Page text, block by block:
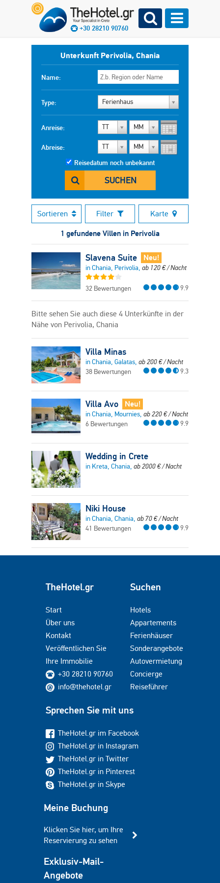
+30 28210 90760
Unterkunft Perivolia, Chania
Name:
Type: Ferienhaus
Anreise: TT MM
Abreise: TT MM
Reisedatum noch unbekannt
SUCHEN
Sortieren Filter Karte
1 gefundene Villen in Perivolia
Slavena Suite Neu!
in Chania, Perivolia, ab 120€/ Nacht
32 Bewertungen 9.9
Bitte sehen Sie auch diese 4 Unterkünfte in der
Nähe von Perivolia, Chania
Villa Minas
in Chania, Galatas, ab200€/ Nacht
38 Bewertungen
9.3
Villa Avo Neu!
in Chania, Mournies, ab220€/ Nacht
6 Bewertungen
9.9
Wedding in Crete
in Kreta, Chania, ab2000€/ Nacht
Niki House
in Chania, Chania, ab70€/ Nacht
41 Bewertungen
9.9
TheHotel.gr
Start
Über uns
Kontakt
Veröffentlichen Sie
Ihre Immobilie
+30 28210 90760
info@thehotel.gr
Suchen
Hotels
Appartements
Ferienhäuser
Sonderangebote
Autovermietung
Concierge
Reiseführer
Sprechen Sie mit uns
TheHotel.gr im Facebook
TheHotel.gr in Instagram
TheHotel.gr in Twitter
TheHotel.gr in Pinterest
TheHotel.gr in Skype
Meine Buchung
Klicken Sie hier, um Ihre
Reservierung zu sehen
Exklusiv-Mail-
Angebote